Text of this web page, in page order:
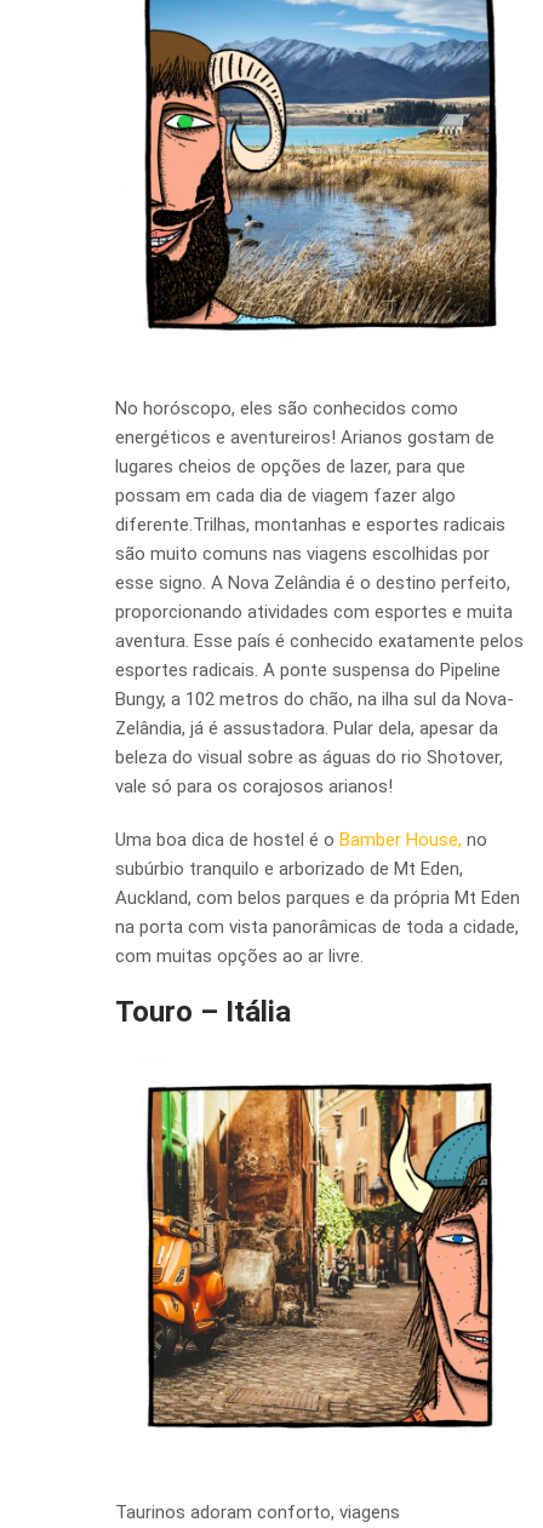
No horóscopo, eles são conhecidos como
energéticos e aventureiros! Arianos gostam de
lugares cheios de opções de lazer, para que
possam em cada dia de viagem fazer algo
diferente.Trilhas, montanhas e esportes radicais
são muito comuns nas viagens escolhidas por
esse signo. A Nova Zelândia é o destino perfeito,
proporcionando atividades com esportes e muita
aventura. Esse país é conhecido exatamente pelos
esportes radicais. A ponte suspensa do Pipeline
Bungy, a 102 metros do chão, na ilha sul da Nova-
Zelândia, já é assustadora. Pular dela, apesar da
beleza do visual sobre as águas do rio Shotover,
vale só para os corajosos arianos!
Uma boa dica de hostel é o Bamber House, no
subúrbio tranquilo e arborizado de Mt Eden,
Auckland, com belos parques e da própria Mt Eden
na porta com vista panorâmicas de toda a cidade,
com muitas opções ao ar livre.
Touro – Itália
Taurinos adoram conforto, viagens